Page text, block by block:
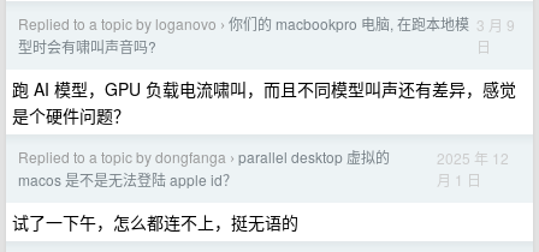
Replied to a topic by loganovo › 你们的 macbookpro 电脑, 在跑本地模
型时会有啸叫声音吗?
3 月 9
日
跑 AI 模型，GPU 负载电流啸叫，而且不同模型叫声还有差异，感觉
是个硬件问题？
Replied to a topic by dongfanga › parallel desktop 虚拟的
macos 是不是无法登陆 apple id？
2025 年 12
月 1 日
试了一下午，怎么都连不上，挺无语的